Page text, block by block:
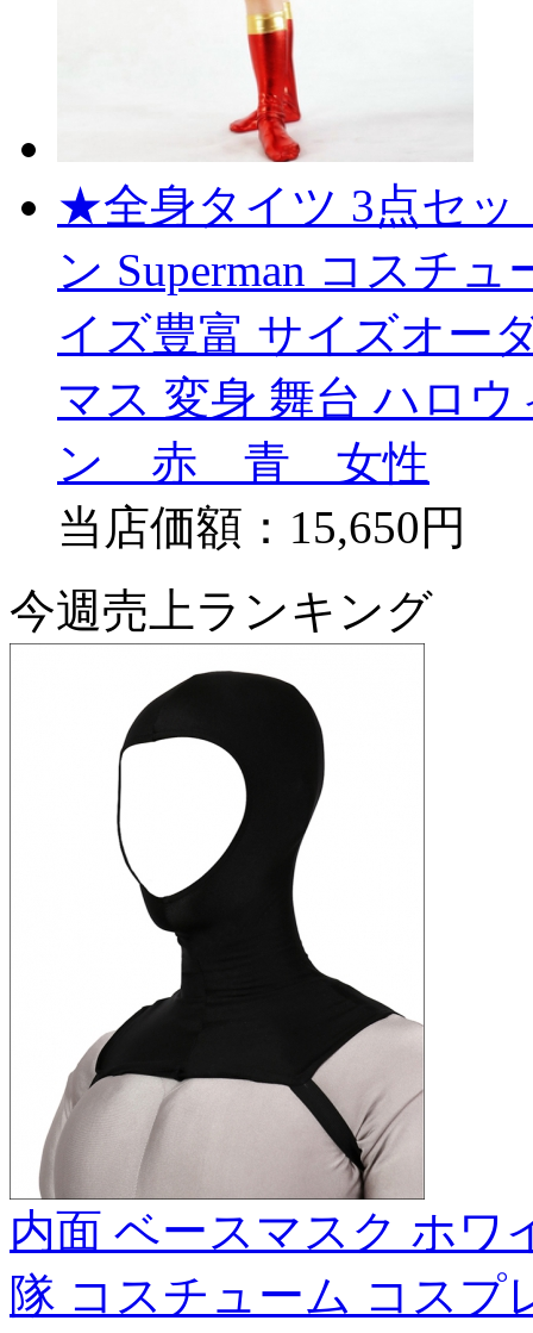
★全身タイツ 3点セッ
ン Superman コスチ
イズ豊富 サイズオー
マス 変身 舞台 ハロ
ン 赤 青 女性
当店価額： 15,650円
今週売上ランキング
内面 ベースマスク ホワ
隊 コスチューム コスプ